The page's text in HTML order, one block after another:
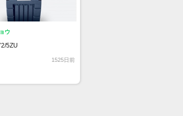
内正規店印あり)、取
ウ
5ZU
1525日前